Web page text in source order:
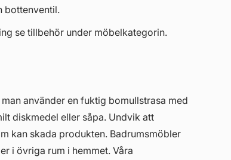
bottenventil.
se tillbehör under möbelkategorin.
använder en fuktig bomullstrasa med
diskmedel eller såpa. Undvik att
kan skada produkten. Badrumsmöbler
i övriga rum i hemmet. Våra